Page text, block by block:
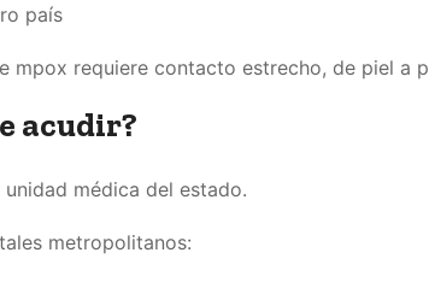
país
mpox requiere contacto estrecho, de piel a
acudir?
médica del estado.
metropolitanos: